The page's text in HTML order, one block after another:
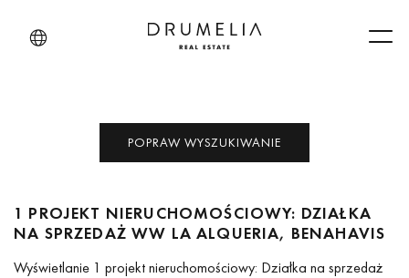
POPRAW WYSZUKIWANIE
1 PROJEKT NIERUCHOMOŚCIOWY: DZIAŁKA
NA SPRZEDAŻ WW LA ALQUERIA, BENAHAVIS
Wyświetlanie 1 projekt nieruchomościowy: Działka na sprzedaż